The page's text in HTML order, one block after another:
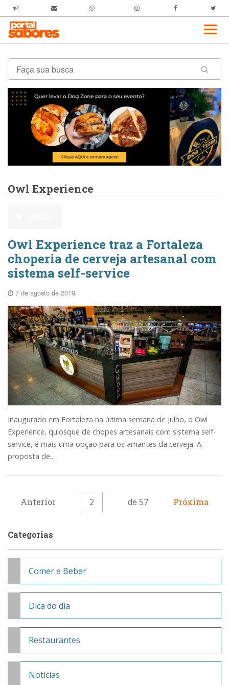
Owl Experience
Owl Experience traz a Fortaleza
choperia de cerveja artesanal com
sistema self-service
7 de agosto de 2019
Inaugurado em Fortaleza na última semana de julho, o Owl
Experience, quiosque de chopes artesanais com sistema self-
service, é mais uma opção para os amantes da cerveja. A
proposta de...
Anterior 2 de 57 Próxima
Categorias
Comer e Beber
Dica do dia
Restaurantes
Notícias